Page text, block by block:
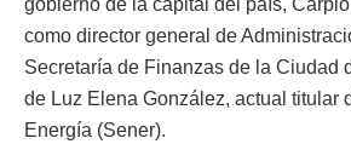
como director general de
Secretaría de Finanzas de la Ciudad
de Luz Elena González, actual titular
Energía (Sener).